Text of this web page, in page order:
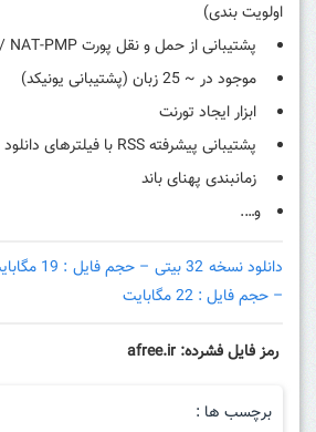
اولویت بندی)
پشتیبانی از حمل و نقل پورت UPnP / NAT-PMP
موجود در ~ 25 زبان (پشتیبانی یونیکد)
ابزار ایجاد تورنت
پشتیبانی پیشرفته RSS با فیلترهای دانلود (Inc. regex)
زمانبندی پهنای باند
و….
دانلود نسخه 32 بیتی – حجم فایل : 19 مگابایت
– حجم فایل : 22 مگابایت
رمز فایل فشرده: afree.ir
برچسب ها :